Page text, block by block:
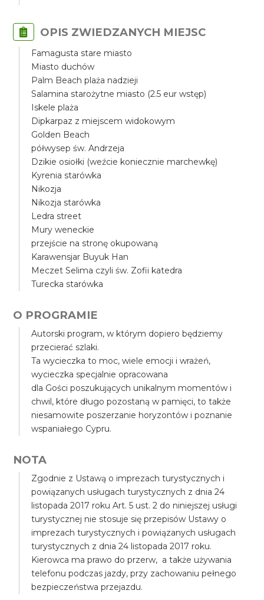
OPIS ZWIEDZANYCH MIEJSC
Famagusta stare miasto
Miasto duchów
Palm Beach plaża nadzieji
Salamina starożytne miasto (2.5 eur wstęp)
Iskele plaża
Dipkarpaz z miejscem widokowym
Golden Beach
półwysep św. Andrzeja
Dzikie osiołki (weźcie koniecznie marchewkę)
Kyrenia starówka
Nikozja
Nikozja starówka
Ledra street
Mury weneckie
przejście na stronę okupowaną
Karawensjar Buyuk Han
Meczet Selima czyli św. Zofii katedra
Turecka starówka
O PROGRAMIE
Autorski program, w którym dopiero będziemy
przecierać szlaki.
Ta wycieczka to moc, wiele emocji i wrażeń,
wycieczka specjalnie opracowana
dla Gości poszukujących unikalnym momentów i
chwil, które długo pozostaną w pamięci, to także
niesamowite poszerzanie horyzontów i poznanie
wspaniałego Cypru.
NOTA
Zgodnie z Ustawą o imprezach turystycznych i
powiązanych usługach turystycznych z dnia 24
listopada 2017 roku Art. 5 ust. 2 do niniejszej usługi
turystycznej nie stosuje się przepisów Ustawy o
imprezach turystycznych i powiązanych usługach
turystycznych z dnia 24 listopada 2017 roku.
Kierowca ma prawo do przerw, a także używania
telefonu podczas jazdy, przy zachowaniu pełnego
bezpieczeństwa przejazdu.